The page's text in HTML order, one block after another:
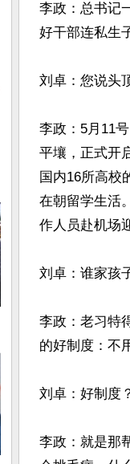
李政：总书记
好干部连私生
刘卓：您说头
李政：5月11
平壤，正式开
国内16所高校
在朝留学生活
作人员赴机场
刘卓：谁家孩
李政：老习特
的好制度：不
刘卓：好制度
李政：就是那